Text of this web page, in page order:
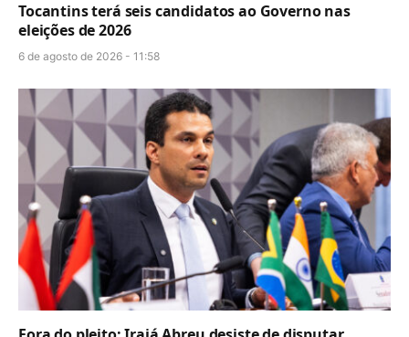
Tocantins terá seis candidatos ao Governo nas
eleições de 2026
6 de agosto de 2026 - 11:58